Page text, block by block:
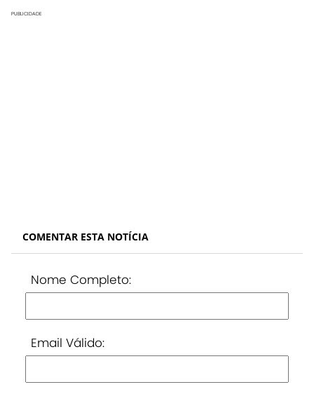
PUBLICIDADE
COMENTAR ESTA NOTÍCIA
Nome Completo:
Email Válido: